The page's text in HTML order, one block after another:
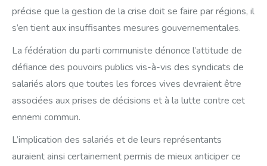
précise que la gestion de la crise doit se faire par régions, il
s’en tient aux insuffisantes mesures gouvernementales.
La fédération du parti communiste dénonce l’attitude de
défiance des pouvoirs publics vis-à-vis des syndicats de
salariés alors que toutes les forces vives devraient être
associées aux prises de décisions et à la lutte contre cet
ennemi commun.
L’implication des salariés et de leurs représentants
auraient ainsi certainement permis de mieux anticiper ce